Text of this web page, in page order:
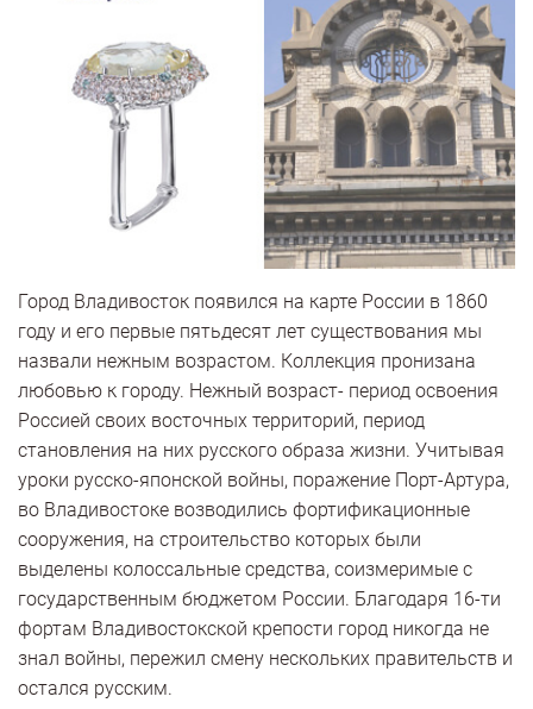
Город Владивосток появился на карте России в 1860
году и его первые пятьдесят лет существования мы
назвали нежным возрастом. Коллекция пронизана
любовью к городу. Нежный возраст- период освоения
Россией своих восточных территорий, период
становления на них русского образа жизни. Учитывая
уроки русско-японской войны, поражение Порт-Артура,
во Владивостоке возводились фортификационные
сооружения, на строительство которых были
выделены колоссальные средства, соизмеримые с
государственным бюджетом России. Благодаря 16-ти
фортам Владивостокской крепости город никогда не
знал войны, пережил смену нескольких правительств и
остался русским.